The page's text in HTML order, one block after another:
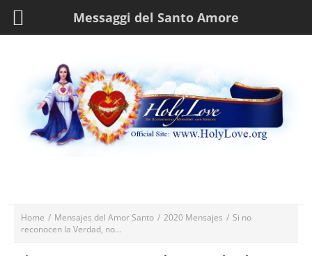
Home / Mensajes del Amor Santo / 2020 Mensajes / Si no
reconocen la Verdad, no...
Messaggi del Santo Amore